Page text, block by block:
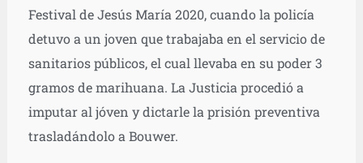
Festival de Jesús María 2020, cuando la policía
detuvo a un joven que trabajaba en el servicio de
sanitarios públicos, el cual llevaba en su poder 3
gramos de marihuana. La Justicia procedió a
imputar al jóven y dictarle la prisión preventiva
trasladándolo a Bouwer.